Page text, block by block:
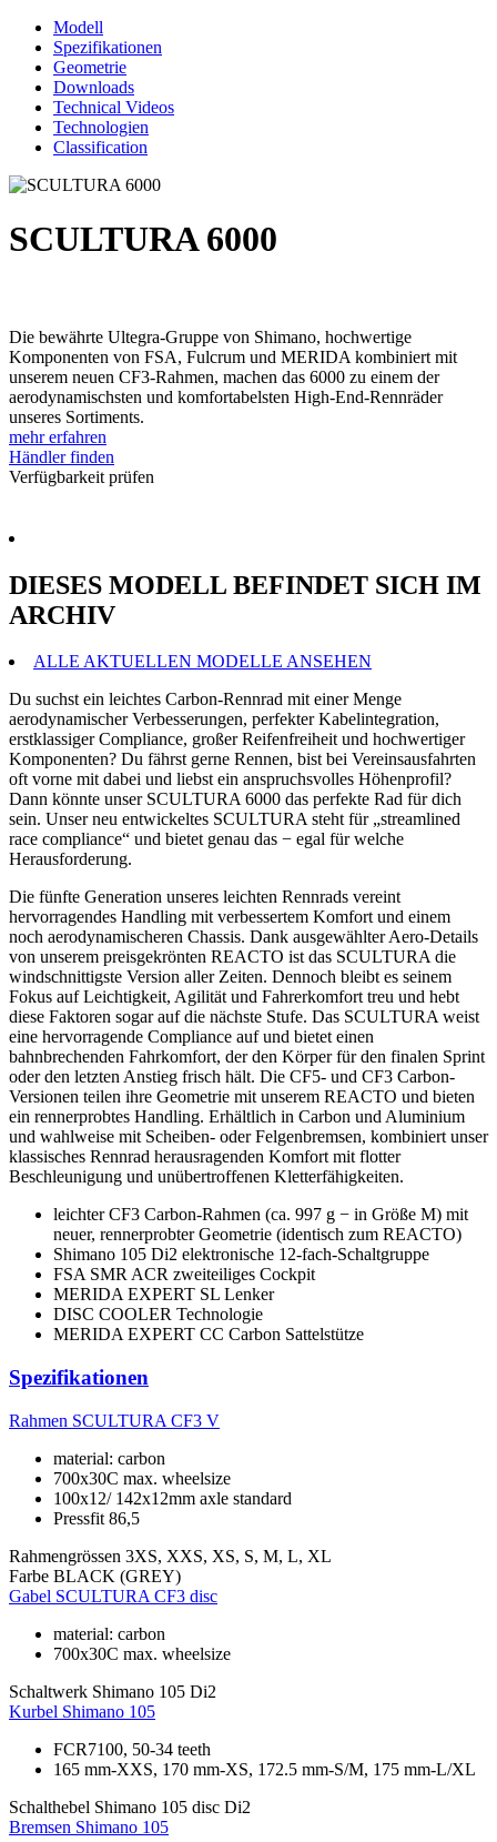
Modell
Spezifikationen
Geometrie
Downloads
Technical Videos
Technologien
Classification
SCULTURA 6000
Die bewährte Ultegra-Gruppe von Shimano, hochwertige
Komponenten von FSA, Fulcrum und MERIDA kombiniert mit
unserem neuen CF3-Rahmen, machen das 6000 zu einem der
aerodynamischsten und komfortabelsten High-End-Rennräder
unseres Sortiments.
mehr erfahren
Händler finden
Verfügbarkeit prüfen
DIESES MODELL BEFINDET SICH IM
ARCHIV
ALLE AKTUELLEN MODELLE ANSEHEN
Du suchst ein leichtes Carbon-Rennrad mit einer Menge
aerodynamischer Verbesserungen, perfekter Kabelintegration,
erstklassiger Compliance, großer Reifenfreiheit und hochwertiger
Komponenten? Du fährst gerne Rennen, bist bei Vereinsausfahrten
oft vorne mit dabei und liebst ein anspruchsvolles Höhenprofil?
Dann könnte unser SCULTURA 6000 das perfekte Rad für dich
sein. Unser neu entwickeltes SCULTURA steht für „streamlined
race compliance“ und bietet genau das − egal für welche
Herausforderung.
Die fünfte Generation unseres leichten Rennrads vereint
hervorragendes Handling mit verbessertem Komfort und einem
noch aerodynamischeren Chassis. Dank ausgewählter Aero-Details
von unserem preisgekrönten REACTO ist das SCULTURA die
windschnittigste Version aller Zeiten. Dennoch bleibt es seinem
Fokus auf Leichtigkeit, Agilität und Fahrerkomfort treu und hebt
diese Faktoren sogar auf die nächste Stufe. Das SCULTURA weist
eine hervorragende Compliance auf und bietet einen
bahnbrechenden Fahrkomfort, der den Körper für den finalen Sprint
oder den letzten Anstieg frisch hält. Die CF5- und CF3 Carbon-
Versionen teilen ihre Geometrie mit unserem REACTO und bieten
ein rennerprobtes Handling. Erhältlich in Carbon und Aluminium
und wahlweise mit Scheiben- oder Felgenbremsen, kombiniert unser
klassisches Rennrad herausragenden Komfort mit flotter
Beschleunigung und unübertroffenen Kletterfähigkeiten.
leichter CF3 Carbon-Rahmen (ca. 997 g − in Größe M) mit
neuer, rennerprobter Geometrie (identisch zum REACTO)
Shimano 105 Di2 elektronische 12-fach-Schaltgruppe
FSA SMR ACR zweiteiliges Cockpit
MERIDA EXPERT SL Lenker
DISC COOLER Technologie
MERIDA EXPERT CC Carbon Sattelstütze
Spezifikationen
Rahmen SCULTURA CF3 V
material: carbon
700x30C max. wheelsize
100x12/ 142x12mm axle standard
Pressfit 86,5
Rahmengrössen 3XS, XXS, XS, S, M, L, XL
Farbe BLACK (GREY)
Gabel SCULTURA CF3 disc
material: carbon
700x30C max. wheelsize
Schaltwerk Shimano 105 Di2
Kurbel Shimano 105
FCR7100, 50-34 teeth
165 mm-XXS, 170 mm-XS, 172.5 mm-S/M, 175 mm-L/XL
Schalthebel Shimano 105 disc Di2
Bremsen Shimano 105